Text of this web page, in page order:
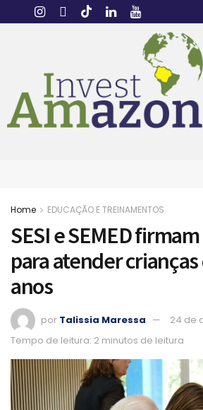
Home EDUCAÇÃO E TREINAMENTOS
SESI e SEMED
para atender crianças
anos
por Talissia Maressa
24 de
Tempo de leitura: 2 minutos de leitura